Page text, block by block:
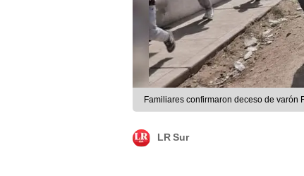
Familiares confirmaron deceso de varón